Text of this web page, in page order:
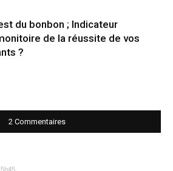
du bonbon ; Indicateur
de la réussite de vos
?
2 Commentaires